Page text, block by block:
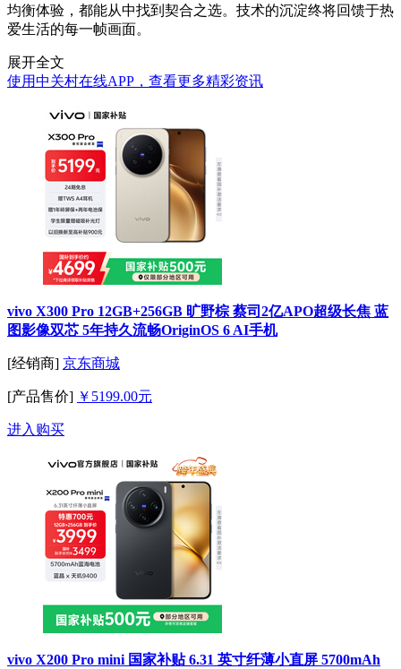
均衡体验，都能从中找到契合之选。技术的沉淀终将回馈于热
爱生活的每一帧画面。
展开全文
使用中关村在线APP，查看更多精彩资讯
vivo X300 Pro 12GB+256GB 旷野棕 蔡司2亿APO超级长焦 蓝
图影像双芯 5年持久流畅OriginOS 6 AI手机
[经销商] 京东商城
[产品售价] ￥5199.00元
进入购买
vivo X200 Pro mini 国家补贴 6.31 英寸纤薄小直屏 5700mAh